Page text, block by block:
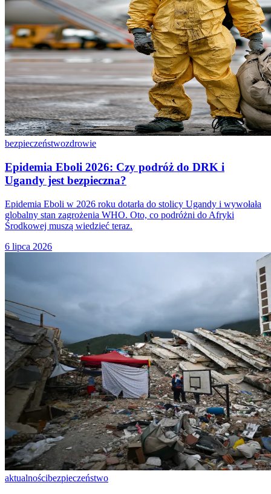
bezpieczeństwozdrowie
Epidemia Eboli 2026: Czy podróż do DRK i
Ugandy jest bezpieczna?
Epidemia Eboli w 2026 roku dotarła do stolicy Ugandy i wywołała
globalny stan zagrożenia WHO. Oto, co podróżni do Afryki
Środkowej muszą wiedzieć teraz.
6 lipca 2026
aktualnościbezpieczeństwo